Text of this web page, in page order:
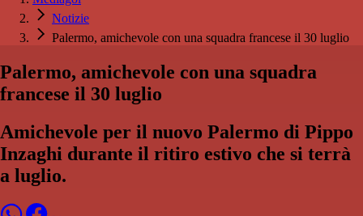
Notizie
Palermo, amichevole con una squadra francese il 30 luglio
Palermo, amichevole con una squadra
francese il 30 luglio
Amichevole per il nuovo Palermo di Pippo
Inzaghi durante il ritiro estivo che si terrà
a luglio.